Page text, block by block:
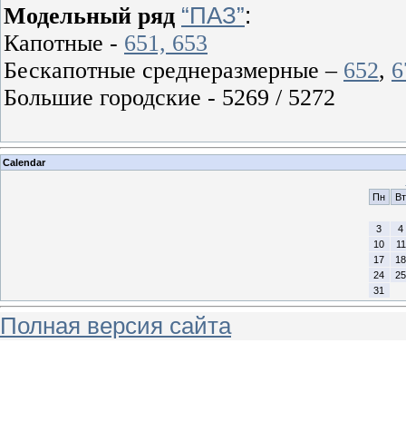
Модельный ряд “ПАЗ”:
Капотные - 651, 653
Бескапотные среднеразмерные – 652,
Большие городские - 5269 / 5272
Calendar
Пн
Вт
3
4
10
11
17
18
24
25
31
Полная версия сайта